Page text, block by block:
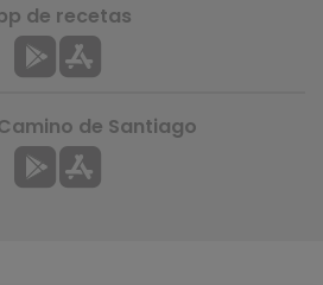
de recetas
de Santiago